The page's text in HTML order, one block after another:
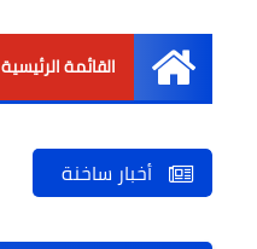
الرئيسية
القائمة الرئيسية
أخبار ساخنة